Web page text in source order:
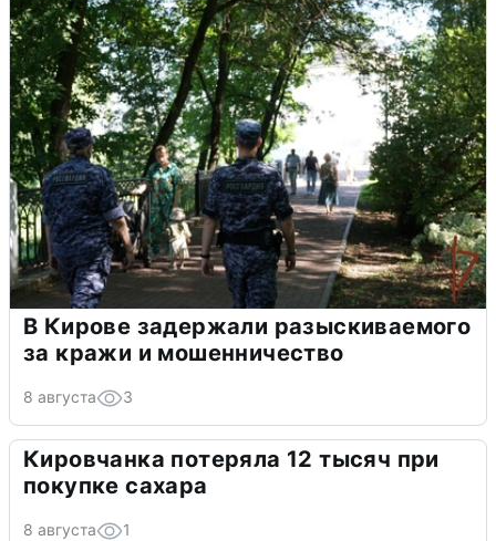
В Кирове задержали разыскиваемого
за кражи и мошенничество
8 августа 3
Кировчанка потеряла 12 тысяч при
покупке сахара
8 августа 1